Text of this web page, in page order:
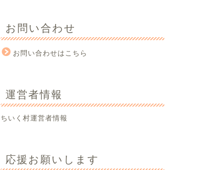
お問い合わせ
お問い合わせはこちら
運営者情報
ちいく村運営者情報
応援お願いします